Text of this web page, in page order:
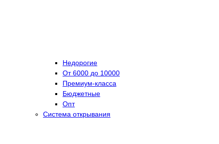
Недорогие
От 6000 до 10000
Премиум-класса
Бюджетные
Опт
Система открывания